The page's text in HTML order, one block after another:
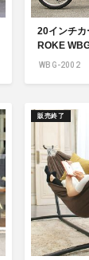
20インチカ
ROKE
WBG-2002
販売終了